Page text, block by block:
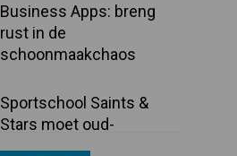
Business Apps: breng
rust in de
schoonmaakchaos
Sportschool Saints &
Stars moet oud-